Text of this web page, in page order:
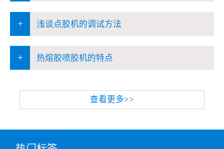
+ 浅谈点胶机的调试方法
+ 热熔胶喷胶机的特点
查看更多>>